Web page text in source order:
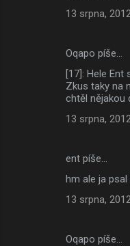
13 srpna,
Oqapo píše…
[17]: Hele Ent
Zkus taky na
chtěl nějakou
13 srpna,
ent píše…
hm ale ja
13 srpna,
Oqapo píše…